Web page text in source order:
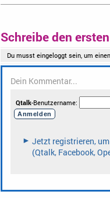
Schreibe den